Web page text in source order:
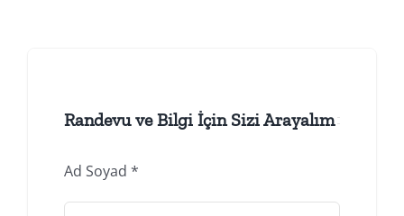
Randevu ve Bilgi İçin Sizi Arayalım
Ad Soyad *